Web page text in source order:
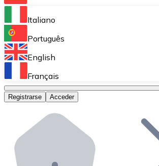
Bitnovo Ramp
Integra nuestra solución en tu
Bitnovo Giftcards
Bitnovo OTC
Bitnovo ATM
Integra un ATM Bitnovo en tu
Bitnovo API
Italiano
Português
English
Français
Registrarse Acceder